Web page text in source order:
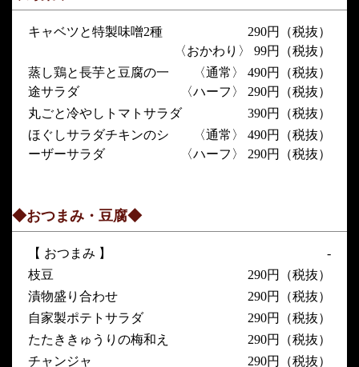
キャベツと特製味噌2種
290円（税抜）
〈おかわり〉 99円（税抜）
蒸し鶏と長芋と豆腐の一
途サラダ
〈通常〉 490円（税抜）
〈ハーフ〉 290円（税抜）
丸ごと冷やしトマトサラダ
390円（税抜）
ほぐしサラダチキンのシ
ーザーサラダ
〈通常〉 490円（税抜）
〈ハーフ〉 290円（税抜）
◆おつまみ・豆腐◆
【 おつまみ 】
-
枝豆
290円（税抜）
漬物盛り合わせ
290円（税抜）
自家製ポテトサラダ
290円（税抜）
たたききゅうりの梅和え
290円（税抜）
チャンジャ
290円（税抜）